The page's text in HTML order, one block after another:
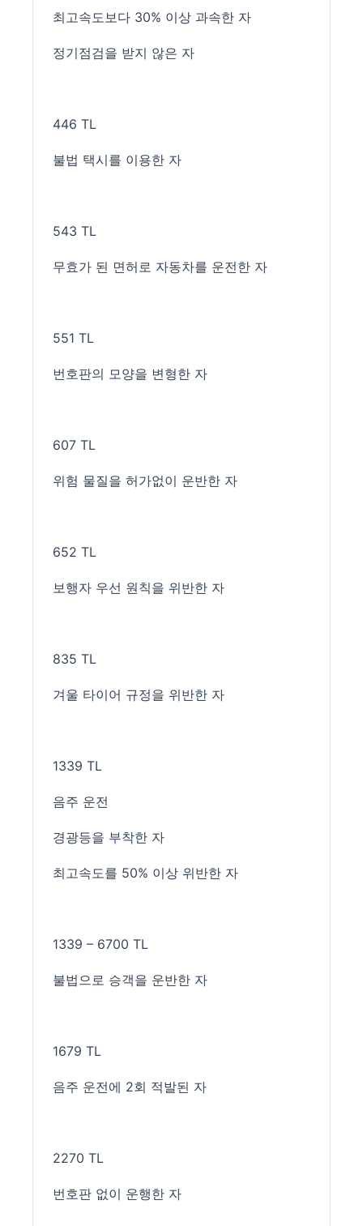
최고속도보다 30% 이상 과속한 자
정기점검을 받지 않은 자
446 TL
불법 택시를 이용한 자
543 TL
무효가 된 면허로 자동차를 운전한 자
551 TL
번호판의 모양을 변형한 자
607 TL
위험 물질을 허가없이 운반한 자
652 TL
보행자 우선 원칙을 위반한 자
835 TL
겨울 타이어 규정을 위반한 자
1339 TL
음주 운전
경광등을 부착한 자
최고속도를 50% 이상 위반한 자
1339 – 6700 TL
불법으로 승객을 운반한 자
1679 TL
음주 운전에 2회 적발된 자
2270 TL
번호판 없이 운행한 자